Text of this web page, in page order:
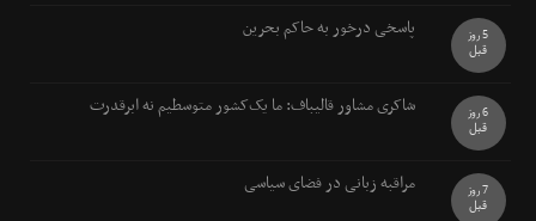
پاسخی درخور به حاکم بحرین 5 روز
قبل
شاکری مشاور قالیباف: ما یک‌کشور متوسطیم نه ابرقدرت 6 روز
قبل
مراقبه زبانی در فضای سیاسی 7 روز
قبل